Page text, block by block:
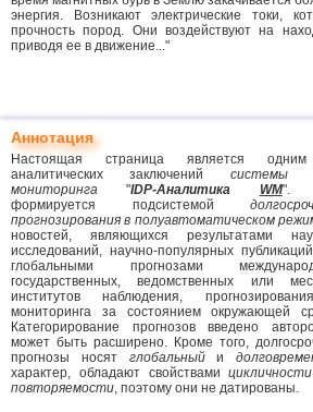
энергия. Возникают электрические токи,
прочность пород. Они воздействуют на
приводя ее в движение..."
Аннотация
Настоящая страница является
аналитических заключений системы
мониторинга "IDP-Аналитика WM".
формируется подсистемой
прогнозирования в полуавтоматическом
новостей, являющихся результатами
исследований, научно-популярных
глобальными прогнозами
государственных, ведомственных или
институтов наблюдения,
мониторинга за состоянием окружающей
Категорирование прогнозов введено
может быть расширено. Кроме того,
прогнозы носят глобальныйи
характер, обладают свойствами
повторяемости, поэтому они не датированы.